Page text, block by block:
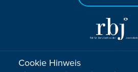
Sie haben noch Fragen oder
Cookie Hinweis